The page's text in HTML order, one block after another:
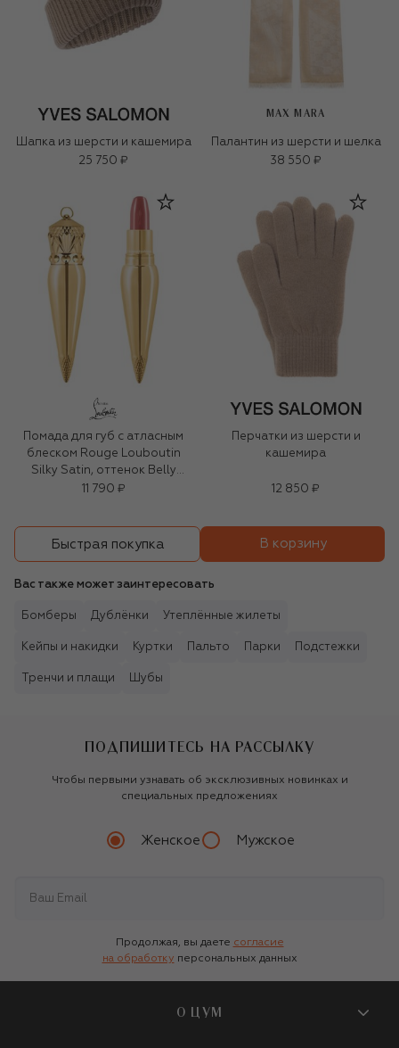
Шапка из шерсти и кашемира
25 750 ₽
MAX MARA
Палантин из шерсти и шелка
38 550 ₽
Помада для губ с атласным
блеском Rouge Louboutin
Silky Satin, оттенок Belly
Bloom
11 790 ₽
Перчатки из шерсти и
кашемира
12 850 ₽
Быстрая покупка В корзину
Вас также может заинтересовать
Бомберы Дублёнки Утеплённые жилеты
Кейпы и накидки Куртки Пальто Парки Подстежки
Тренчи и плащи Шубы
ПОДПИШИТЕСЬ НА РАССЫЛКУ
Чтобы первыми узнавать об эксклюзивных новинках и
специальных предложениях
Женское Мужское
Продолжая, вы даете согласие
на обработку персональных данных
О ЦУМ